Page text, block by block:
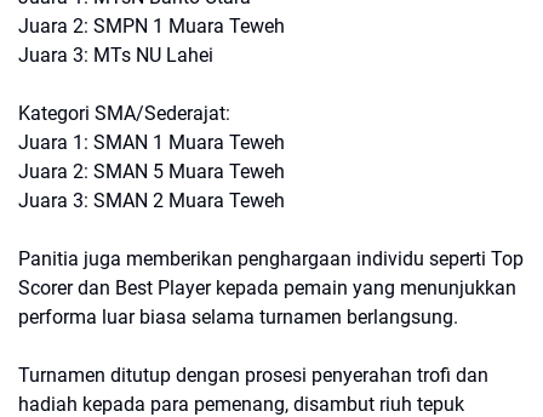
Juara 2: SMPN 1 Muara Teweh
Juara 3: MTs NU Lahei
Kategori SMA/Sederajat:
Juara 1: SMAN 1 Muara Teweh
Juara 2: SMAN 5 Muara Teweh
Juara 3: SMAN 2 Muara Teweh
Panitia juga memberikan penghargaan individu seperti Top
Scorer dan Best Player kepada pemain yang menunjukkan
performa luar biasa selama turnamen berlangsung.
Turnamen ditutup dengan prosesi penyerahan trofi dan
hadiah kepada para pemenang, disambut riuh tepuk